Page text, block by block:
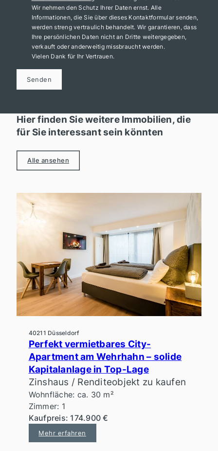
Wir nehmen den Schutz Ihrer Daten ernst. Alle
Informationen, die Sie über dieses Kontaktformular senden,
werden streng vertraulich behandelt. Wir garantieren, dass
Ihre persönlichen Daten nicht an Dritte weitergegeben,
verkauft oder anderweitig missbraucht werden.
Vielen Dank für Ihr Vertrauen.
Senden
Hier finden Sie weitere Immobilien, die
für Sie interessant sein könnten
Alle ansehen
40211 Düsseldorf
Perfekt vermietbares City-
Apartment am Wehrhahn – solide
Kapitalanlage in Top-Lage
Zinshaus / Renditeobjekt zu kaufen
Wohnfläche: ca. 30 m²
Zimmer: 1
Kaufpreis: 174.900 €
Mehr erfahren